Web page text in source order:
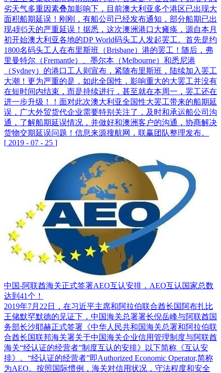
劣天气多重因素叠加影响下，目前澳大利亚多个港区已出现大
面积船期延误！刚刚，有船公司已经发布通知，部分船期已出
现4到5天的严重延误！据悉，这次澳洲港口大瘫痪，源自本月
初开始澳大利亚各地的DP World码头工人发起罢工。首先是约
1800名码头工人在布里斯班（Brisbane）港的罢工！随后，弗
里曼特尔（Fremantle）、墨尔本（Melbourne）和悉尼港
（Sydney）的港口工人则宣布，紧随布里斯班，陆续加入罢工
大潮！更为严重的是，如此全国性，影响重大的大罢工并没有
在短时间内结束，而是持续进行，甚至就在本周一，罢工还在
进一步升级！！面对此次澳大利亚全国性大罢工带来的船期延
误，广大外贸货代企业需要特别关注了，及时和承运船公司沟
通，了解船期延误情况，并做好和澳洲客户的沟通，协商解决
货物交期延误问题！信息来源搜航网，联赢团队整理发布。
[ 2019 - 07 - 25 ]
中国-阿联酋海关正式签署AEO互认安排，AEO互认国家总数
达到41个！
2019年7月22日，在习近平主席和阿拉伯联合酋长国阿布扎比
王储默罕默德的见证下，中国海关总署署长倪岳峰与阿联酋国
务部长沙耶赫正式签署《中华人民共和国海关总署和阿拉伯联
合酋长国联邦海关署关于中国海关企业信用管理制度与阿联酋
海关“经认证的经营者”制度互认的安排》以下简称《互认安
排》。“经认证的经营者”即Authorized Economic Operator,简称
为AEO。按照国际惯例，海关对信用状况，守法程度和安全